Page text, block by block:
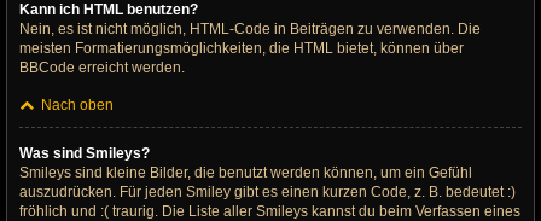
Kann ich HTML benutzen?
Nein, es ist nicht möglich, HTML-Code in Beiträgen zu verwenden. Die
meisten Formatierungsmöglichkeiten, die HTML bietet, können über
BBCode erreicht werden.
Nach oben
Was sind Smileys?
Smileys sind kleine Bilder, die benutzt werden können, um ein Gefühl
auszudrücken. Für jeden Smiley gibt es einen kurzen Code, z. B. bedeutet :)
fröhlich und :( traurig. Die Liste aller Smileys kannst du beim Verfassen eines